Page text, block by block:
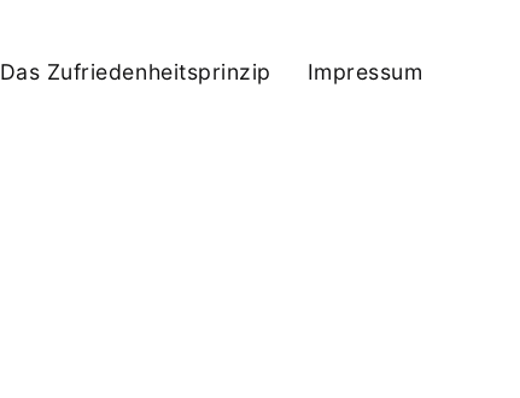
Das Zufriedenheitsprinzip Impressum